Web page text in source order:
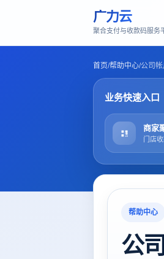
广力云
聚合支付与收款码服务
首页/帮助中心/公司
业务快速入口
商家
门店
帮助中心
公